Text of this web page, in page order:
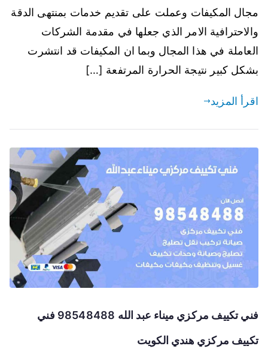
مجال المكيفات وعملت على تقديم خدمات بمنتهى الدقة
والاحترافية الامر الذي جعلها في مقدمة الشركات
العاملة في هذا المجال وبما ان المكيفات قد انتشرت
بشكل كبير نتيجة الحرارة المرتفعة […]
اقرأ المزيد
فني تكييف مركزي ميناء عبد الله 98548488 فني
تكييف مركزي هندي الكويت